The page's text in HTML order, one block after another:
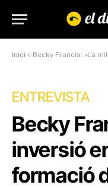
Inici » Becky Francis: «La millor
ENTREVISTA
Becky
inversió
formació